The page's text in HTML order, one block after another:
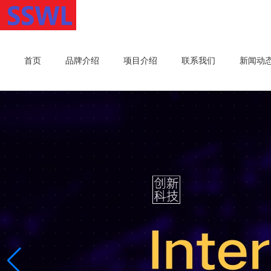
首页 品牌介绍 项目介绍 联系我们 新闻动